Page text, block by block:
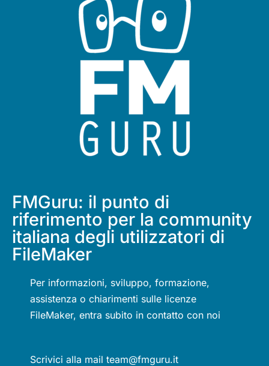
FMGuru: il punto di
riferimento per la community
italiana degli utilizzatori di
FileMaker
Per informazioni, sviluppo, formazione,
assistenza o chiarimenti sulle licenze
FileMaker, entra subito in contatto con noi
Scrivici alla mail team@fmguru.it